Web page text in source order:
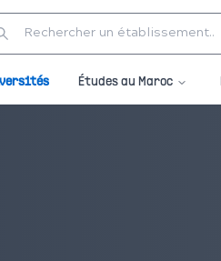
Études au Maroc